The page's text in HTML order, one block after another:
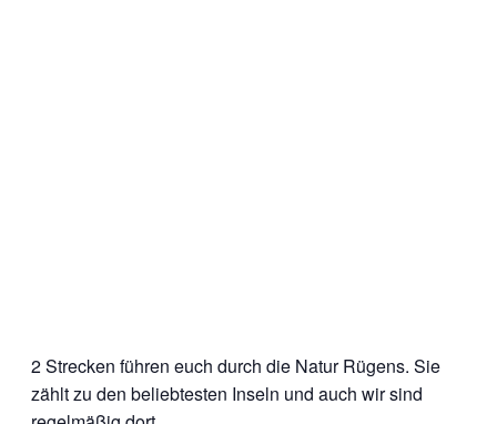
2 Strecken führen euch durch die Natur Rügens. Sie
zählt zu den beliebtesten Inseln und auch wir sind